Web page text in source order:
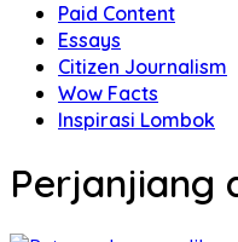
Paid Content
Essays
Citizen Journalism
Wow Facts
Inspirasi Lombok
Perjanjiang